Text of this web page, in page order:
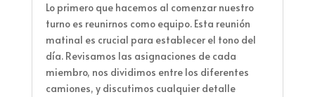
Lo primero que hacemos al comenzar nuestro
turno es reunirnos como equipo. Esta reunión
matinal es crucial para establecer el tono del
día. Revisamos las asignaciones de cada
miembro, nos dividimos entre los diferentes
camiones, y discutimos cualquier detalle